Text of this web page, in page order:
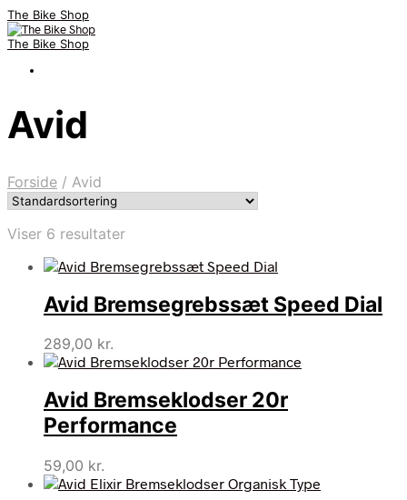
The Bike Shop
The Bike Shop
Avid
Forside / Avid
Viser 6 resultater
Avid Bremsegrebssæt Speed Dial
289,00 kr.
Avid Bremseklodser 20r
Performance
59,00 kr.